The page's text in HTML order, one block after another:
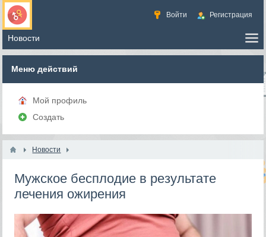
Войти Регистрация
Меню действий
Мой профиль
Создать
Новости
Мужское бесплодие в результате
лечения ожирения